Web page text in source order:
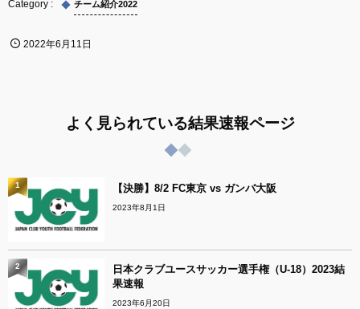
チーム紹介2022
2022年6月11日
よく見られている結果速報ページ
【決勝】8/2 FC東京 vs ガンバ大阪
2023年8月1日
1
日本クラブユースサッカー選手権（U-18）2023結
果速報
2023年6月20日
2